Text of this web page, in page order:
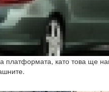
платформата, като това